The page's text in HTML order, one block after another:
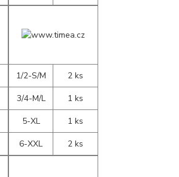
1/2-S/M
2 ks
3/4-M/L
1 ks
5-XL
1 ks
6-XXL
2 ks